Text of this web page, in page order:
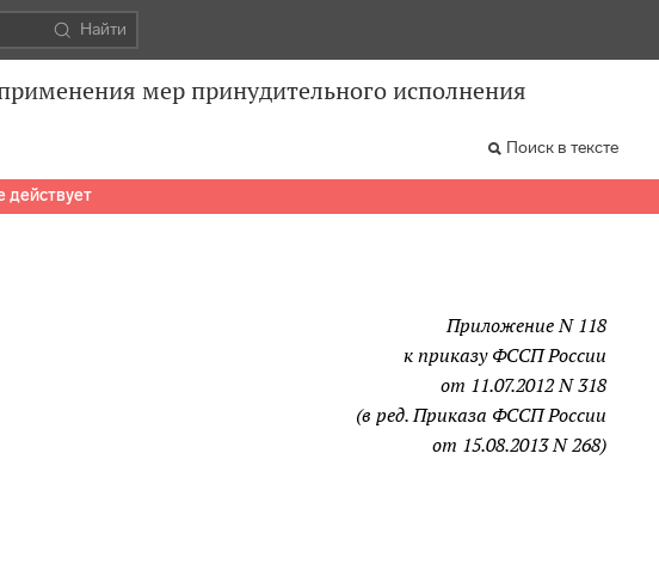
Найти
мер принудительного исполнения
Поиск в тексте
действует
Приложение N 118
к приказу ФССП России
от 11.07.2012 N 318
(в ред. Приказа ФССП России
от 15.08.2013 N 268)